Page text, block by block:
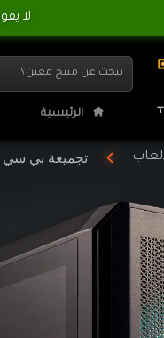
تجميعة بي سي TTX NEO - INTEL 10th | تي تي اكس تيك ترونكس
الرئيسية
تجميعة بي سي TTX NEO - INTEL 10th